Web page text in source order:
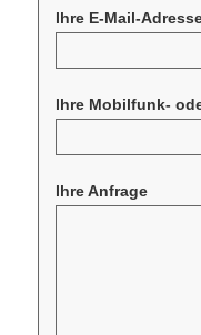
Ihre E-Mail-
Ihre Mobilfunk-
Ihre Anfrage